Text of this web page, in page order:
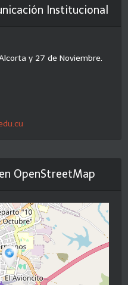
Institucional
y 27 de Noviembre.
OpenStreetMap